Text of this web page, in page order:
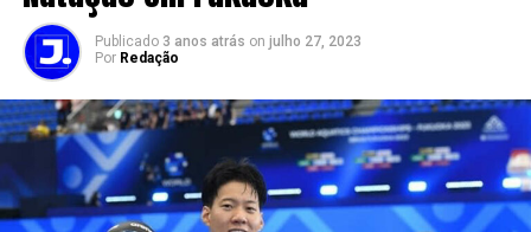
Publicado 3 anos atrás on julho 27, 2023
Por Redação